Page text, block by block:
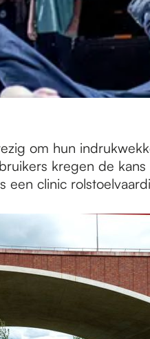
om hun
kregen de
een clinic